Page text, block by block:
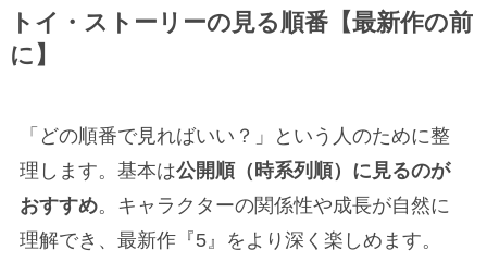
トイ・ストーリーの見る順番【最新作の前
に】
「どの順番で見ればいい？」という人のために整
理します。基本は公開順（時系列順）に見るのが
おすすめ。キャラクターの関係性や成長が自然に
理解でき、最新作『5』をより深く楽しめます。